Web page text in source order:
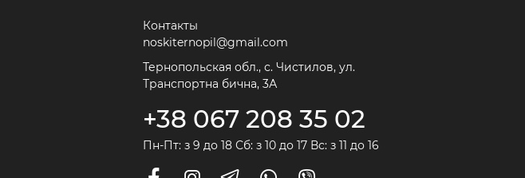
Контакты
noskiternopil@gmail.com
Тернопольская обл., с. Чистилов, ул.
Транспортна бична, 3А
+38 067 208 35 02
Пн-Пт: з 9 до 18 Сб: з 10 до 17 Вс: з 11 до 16